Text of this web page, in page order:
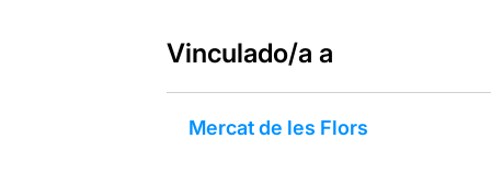
Vinculado/a a
Mercat de les Flors